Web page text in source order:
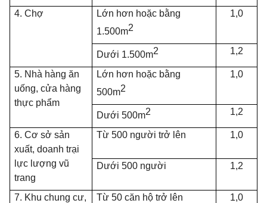
4. Chợ
Lớn hơn hoặc bằng
1.500m2
1,0
Dưới 1.500m2 1,2
5. Nhà hàng ăn
uống, cửa hàng
thực phẩm
Lớn hơn hoặc bằng
500m2
1,0
Dưới 500m2 1,2
6. Cơ sở sản
xuất, doanh trại
lực lượng vũ
trang
Từ 500 người trở lên 1,0
Dưới 500 người 1,2
7. Khu chung cư,
Từ 50 căn hộ trở lên
1,0